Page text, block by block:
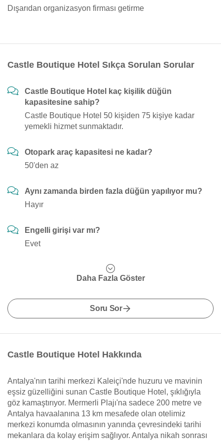
Dışarıdan organizasyon firması getirme
Castle Boutique Hotel Sıkça Sorulan Sorular
Castle Boutique Hotel kaç kişilik düğün
kapasitesine sahip?
Castle Boutique Hotel 50 kişiden 75 kişiye kadar
yemekli hizmet sunmaktadır.
Otopark araç kapasitesi ne kadar?
50'den az
Aynı zamanda birden fazla düğün yapılıyor mu?
Hayır
Engelli girişi var mı?
Evet
Daha Fazla Göster
Soru Sor
Castle Boutique Hotel Hakkında
Antalya'nın tarihi merkezi Kaleiçi'nde huzuru ve mavinin
eşsiz güzelliğini sunan Castle Boutique Hotel, şıklığıyla
göz kamaştırıyor. Mermerli Plajı'na sadece 200 metre ve
Antalya havaalanına 13 km mesafede olan otelimiz
merkezi konumda olmasının yanında çevresindeki tarihi
mekanlara da kolay erişim sağlıyor. Antalya nikah sonrası